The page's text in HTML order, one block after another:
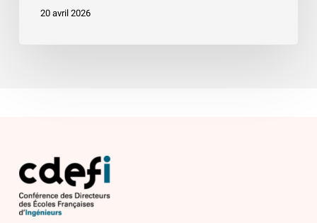
20 avril 2026